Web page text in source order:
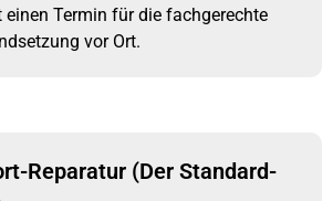
einen Termin für die fachgerechte
vor Ort.
Reparatur (Der Standard-